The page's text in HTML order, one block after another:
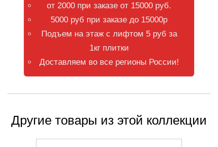
от 2000 при заказе от 15000 руб.
5000 руб при заказе до 15000р
Подъем на этаж с лифтом 5 руб за
1кг плитки
Доставляем во все регионы России!
Другие товары из этой коллекции